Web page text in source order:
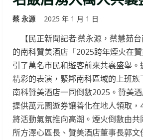
蔡 永源 2025 年 1 月 1 日
【民正新聞記者:蔡永源，蔡慧茹
的南科贊美酒店「2025跨年煙火在
引了萬名市民和遊客前來共襄盛舉
精彩的表演，緊鄰南科區域的上班族
南科贊美酒店一同倒數2025。贊美
提供萬元園遊券讓善化在地人領取
將活動氣氛推向高潮。煙火倒數由
所方澤心區長、贊美酒店董事長郭